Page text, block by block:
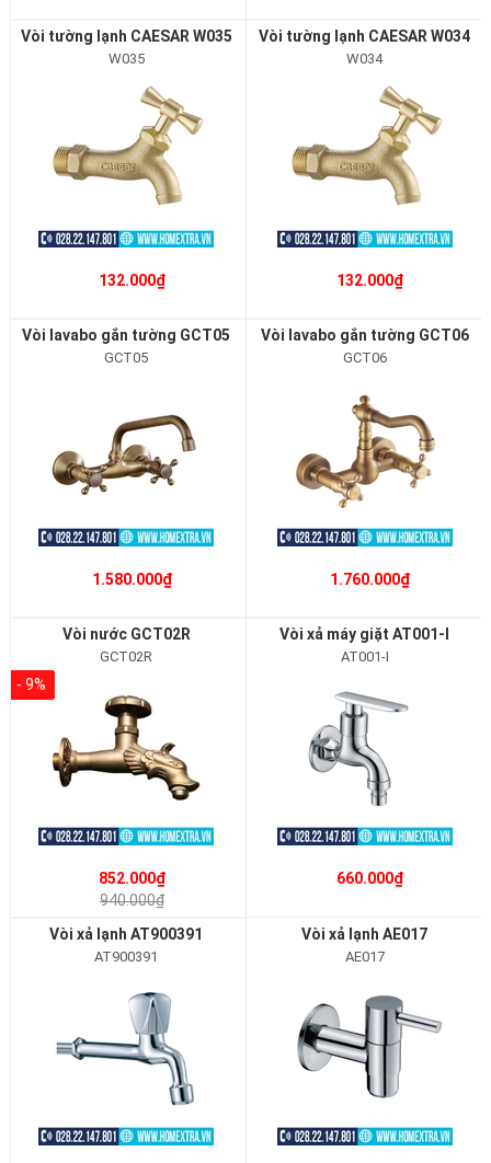
Vòi tường lạnh CAESAR W035
W035
132.000₫
Vòi tường lạnh CAESAR W034
W034
132.000₫
Vòi lavabo gắn tường GCT05
GCT05
1.580.000₫
Vòi lavabo gắn tường GCT06
GCT06
1.760.000₫
Vòi nước GCT02R
GCT02R
- 9%
852.000₫
940.000₫
Vòi xả máy giặt AT001-I
AT001-I
660.000₫
Vòi xả lạnh AT900391
AT900391
Vòi xả lạnh AE017
AE017